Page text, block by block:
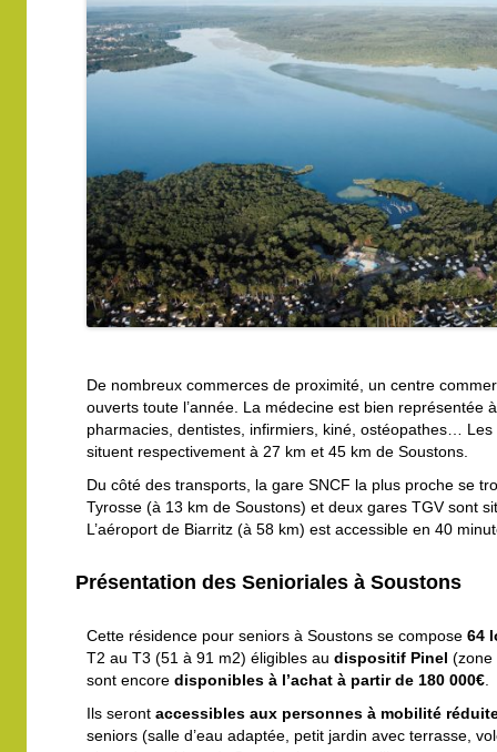
De nombreux commerces de proximité, un centre
ouverts toute l’année. La médecine est bien représentée
pharmacies, dentistes, infirmiers, kiné, ostéopathes… Les
situent respectivement à 27 km et 45 km de Soustons.
Du côté des transports, la gare SNCF la plus proche se
Tyrosse (à 13 km de Soustons) et deux gares TGV sont
L’aéroport de Biarritz (à 58 km) est accessible en 40
Présentation des Senioriales à Soustons
Cette résidence pour seniors à Soustons se compose 64
T2 au T3 (51 à 91 m2) éligibles au dispositif Pinel (zone
sont encore disponibles à l’achat à partir de 180 000€.
Ils seront accessibles aux personnes à mobilité
seniors (salle d’eau adaptée, petit jardin avec terrasse,